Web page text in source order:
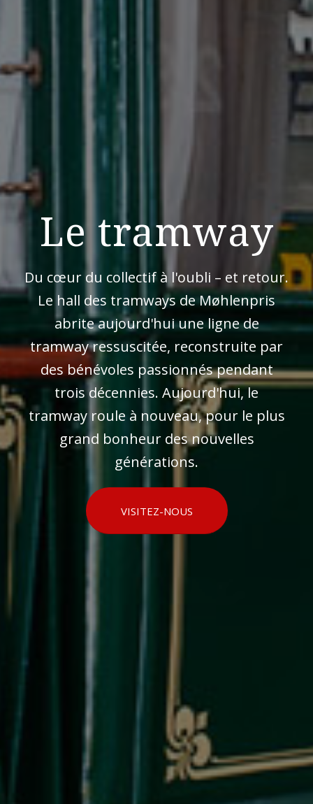
Le tramway
Du cœur du collectif à l'oubli – et retour.
Le hall des tramways de Møhlenpris
abrite aujourd'hui une ligne de
tramway ressuscitée, reconstruite par
des bénévoles passionnés pendant
trois décennies. Aujourd'hui, le
tramway roule à nouveau, pour le plus
grand bonheur des nouvelles
générations.
VISITEZ-NOUS